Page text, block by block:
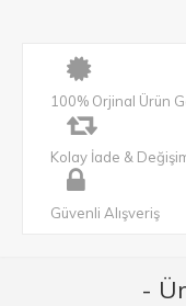
100% Orjinal Ürün
Kolay İade &
Güvenli Alışveriş
-